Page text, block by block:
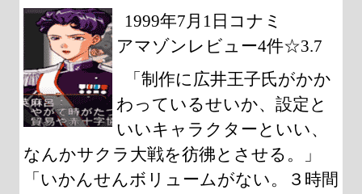
1999年7月1日コナミ
アマゾンレビュー4件☆3.7
「制作に広井王子氏がかか
わっているせいか、設定と
いいキャラクターといい、
なんかサクラ大戦を彷彿とさせる。」
「いかんせんボリュームがない。３時間